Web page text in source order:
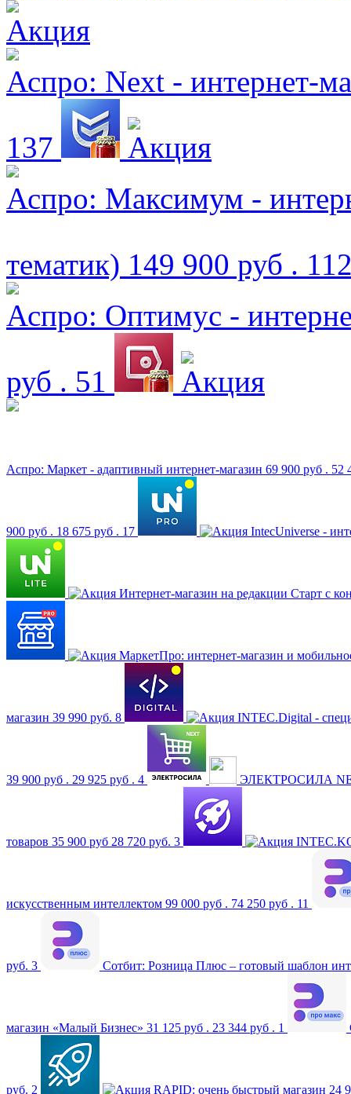
Аспро: Next - интернет-
137
Аспро: Максимум -
тематик) 149 900 руб .
Аспро: Оптимус -
руб . 51
Аспро: Маркет - адаптивный интернет-магазин 69 900 руб . 52
900 руб . 18 675 руб . 17 IntecUniverse -
Интернет-магазин на редакции Старт с
МаркетПро: интернет-магазин и
магазин 39 990 руб. 8 INTEC.Digital -
39 900 руб . 29 925 руб . 4 ЭЛЕКТРОСИЛА
товаров 35 900 руб 28 720 руб. 3
искусственным интеллектом 99 000 руб . 74 250 руб . 11
руб. 3 Сотбит: Розница Плюс – готовый шаблон
магазин «Малый Бизнес» 31 125 руб . 23 344 руб . 1
руб. 2 RAPID: очень быстрый магазин 24